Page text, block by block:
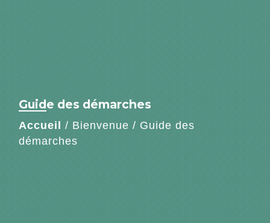
Guide des démarches
Accueil / Bienvenue / Guide des
démarches